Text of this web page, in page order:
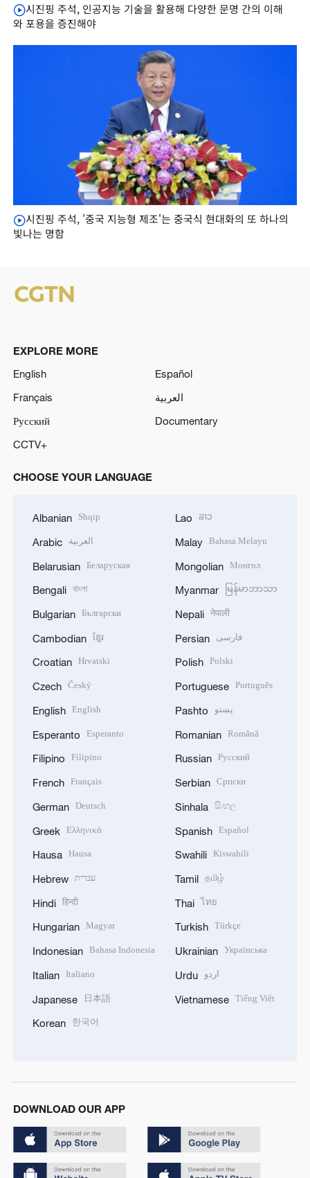
시진핑 주석, 인공지능 기술을 활용해 다양한 문명 간의 이해
와 포용을 증진해야
시진핑 주석, '중국 지능형 제조'는 중국식 현대화의 또 하나의
빛나는 명함
EXPLORE MORE
English
Español
Français
العربية
Русский
Documentary
CCTV+
CHOOSE YOUR LANGUAGE
Albanian Shqip
Arabic العربية
Belarusian Беларуская
Bengali বাংলা
Bulgarian Български
Cambodian ខ្មែរ
Croatian Hrvatski
Czech Český
English English
Esperanto Esperanto
Filipino Filipino
French Français
German Deutsch
Greek Ελληνικά
Hausa Hausa
Hebrew עברית
Hindi हिन्दी
Hungarian Magyar
Indonesian Bahasa Indonesia
Italian Italiano
Japanese 日本語
Korean 한국어
Lao ລາວ
Malay Bahasa Melayu
Mongolian Монгол
Myanmar မြန်မာဘာသာ
Nepali नेपाली
Persian فارسی
Polish Polski
Portuguese Português
Pashto پښتو
Romanian Română
Russian Русский
Serbian Српски
Sinhala සිංහල
Spanish Español
Swahili Kiswahili
Tamil தமிழ்
Thai ไทย
Turkish Türkçe
Ukrainian Українська
Urdu اردو
Vietnamese Tiếng Việt
DOWNLOAD OUR APP